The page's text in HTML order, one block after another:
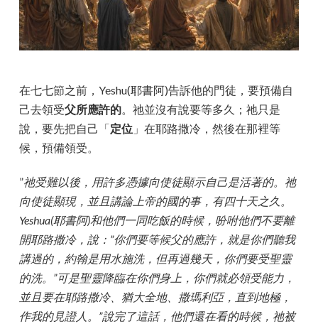
在七七節之前，Yeshu(耶書阿)告訴他的門徒，要預備自
己去領受父所應許的。祂並沒有說要等多久；祂只是
說，要先把自己「定位」在耶路撒冷，然後在那裡等
候，預備領受。
”祂受難以後，用許多憑據向使徒顯示自己是活著的。祂
向使徒顯現，並且講論上帝的國的事，有四十天之久。
Yeshua(耶書阿)和他們一同吃飯的時候，吩咐他們不要離
開耶路撒冷，說：”你們要等候父的應許，就是你們聽我
講過的，約翰是用水施洗，但再過幾天，你們要受聖靈
的洗。”可是聖靈降臨在你們身上，你們就必領受能力，
並且要在耶路撒冷、猶大全地、撒瑪利亞，直到地極，
作我的見證人。”說完了這話，他們還在看的時候，祂被